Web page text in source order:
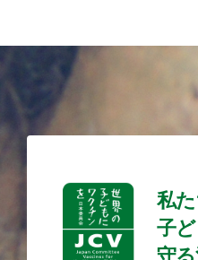
私た
子